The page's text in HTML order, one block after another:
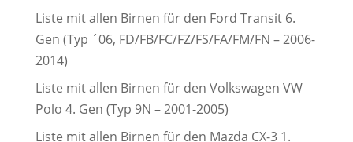
Liste mit allen Birnen für den Ford Transit 6.
Gen (Typ ´06, FD/FB/FC/FZ/FS/FA/FM/FN – 2006-
2014)
Liste mit allen Birnen für den Volkswagen VW
Polo 4. Gen (Typ 9N – 2001-2005)
Liste mit allen Birnen für den Mazda CX-3 1.